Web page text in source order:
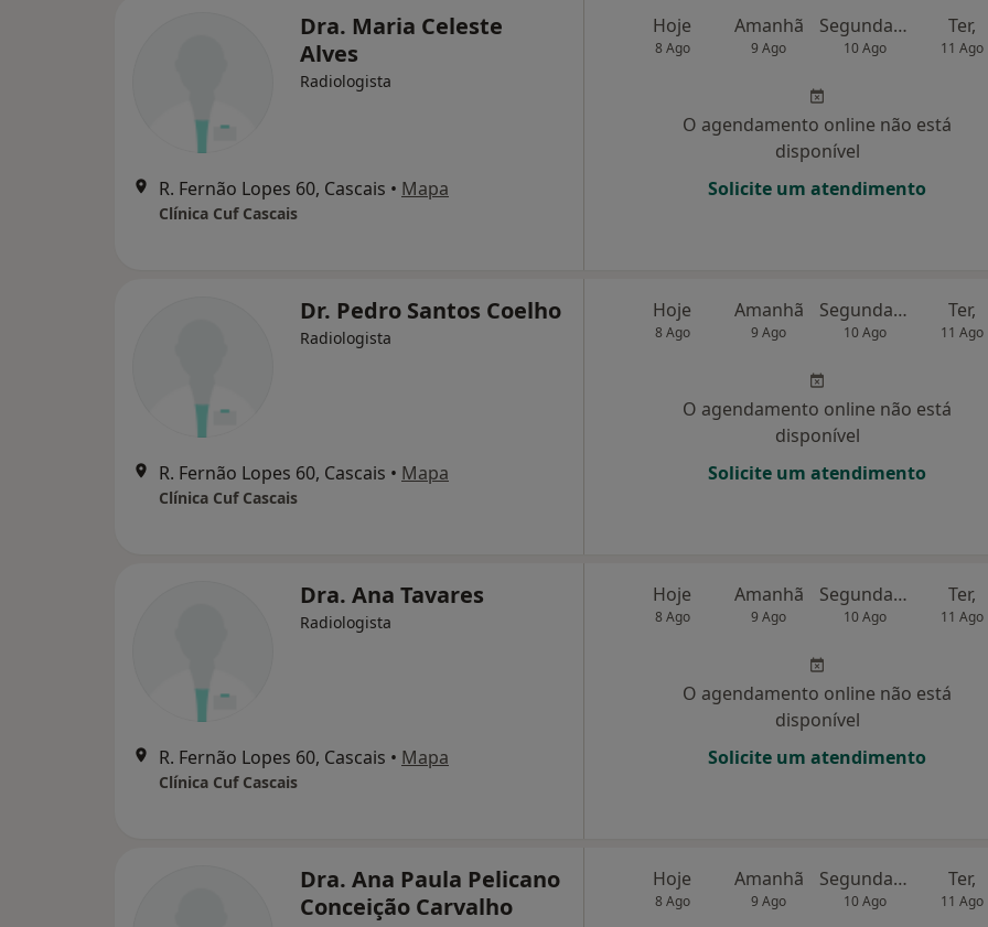
Dra. Maria Celeste
Alves
Radiologista
R. Fernão Lopes 60, Cascais • Mapa
Clínica Cuf Cascais
Hoje
8 Ago
Amanhã
9 Ago
Segunda-feira
10 Ago
Ter,
11 Ago
O agendamento online não está
disponível
Solicite um atendimento
Dr. Pedro Santos Coelho
Radiologista
R. Fernão Lopes 60, Cascais • Mapa
Clínica Cuf Cascais
Hoje
8 Ago
Amanhã
9 Ago
Segunda-feira
10 Ago
Ter,
11 Ago
O agendamento online não está
disponível
Solicite um atendimento
Dra. Ana Tavares
Radiologista
R. Fernão Lopes 60, Cascais • Mapa
Clínica Cuf Cascais
Hoje
8 Ago
Amanhã
9 Ago
Segunda-feira
10 Ago
Ter,
11 Ago
O agendamento online não está
disponível
Solicite um atendimento
Dra. Ana Paula Pelicano
Conceição Carvalho
Hoje
8 Ago
Amanhã
9 Ago
Segunda-feira
10 Ago
Ter,
11 Ago